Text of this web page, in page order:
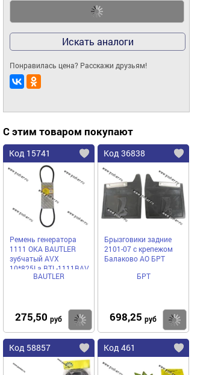
Искать аналоги
Понравилась цена? Расскажи друзьям!
С этим товаром покупают
Код 15741
Ремень генератора
1111 ОКА BAUTLER
зубчатый AVX
10*825La BTL-1111BAV
BAUTLER
275,50 руб Купить
Код 36838
Брызговики задние
2101-07 с крепежом
Балаково АО БРТ
БРТ
698,25 руб
Код 58857 Код 461